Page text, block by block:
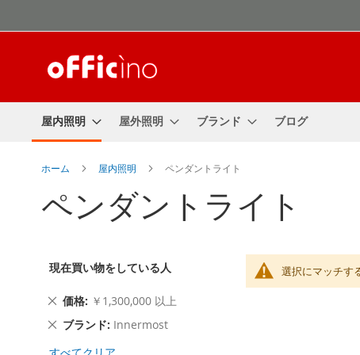
ン
ン
ツ
キ
ッ
屋内照明
屋外照明 ブランド ブログ
ホーム 屋内照明 ペンダントライト
ペンダントライト
選択にマッチす
現在買い物をしている人
価格 ￥1,300,000 以上
こ
商
品
ブランド Innermost
こ